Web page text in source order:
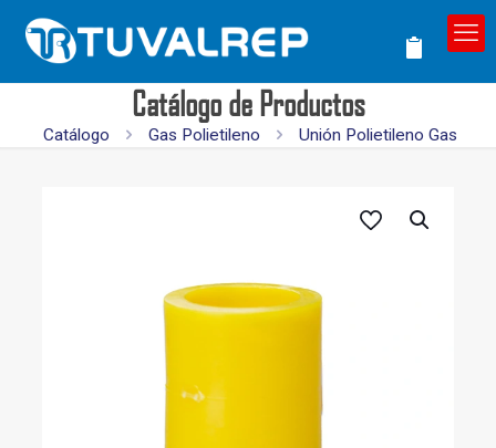
Catálogo de Productos
Catálogo Gas Polietileno Unión Polietileno Gas